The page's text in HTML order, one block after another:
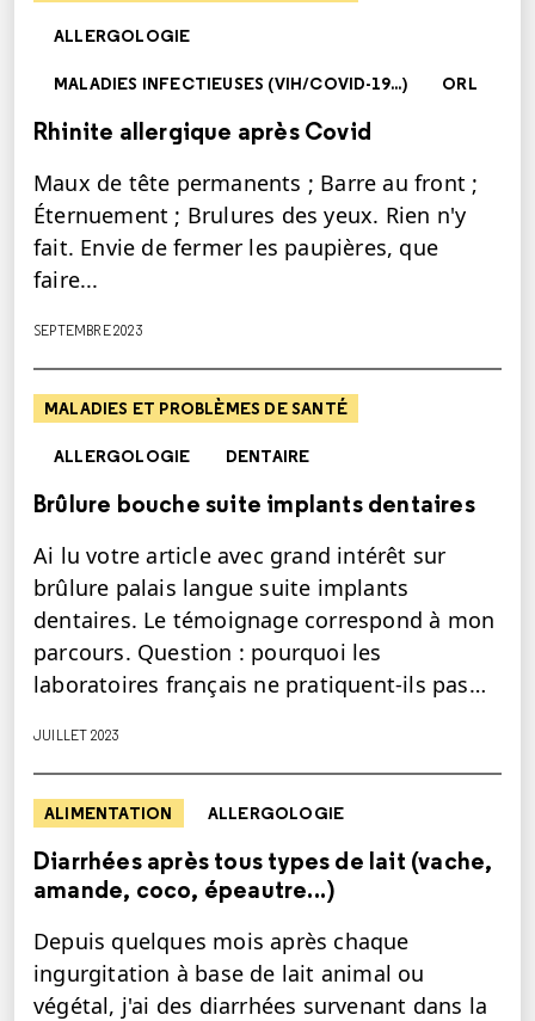
ALLERGOLOGIE
MALADIES INFECTIEUSES (VIH/COVID-19...) ORL
Rhinite allergique après Covid
Maux de tête permanents ; Barre au front ;
Éternuement ; Brulures des yeux. Rien n'y
fait. Envie de fermer les paupières, que
faire...
SEPTEMBRE 2023
MALADIES ET PROBLÈMES DE SANTÉ
ALLERGOLOGIE DENTAIRE
Brûlure bouche suite implants dentaires
Ai lu votre article avec grand intérêt sur
brûlure palais langue suite implants
dentaires. Le témoignage correspond à mon
parcours. Question : pourquoi les
laboratoires français ne pratiquent-ils pas…
JUILLET 2023
ALIMENTATION ALLERGOLOGIE
Diarrhées après tous types de lait (vache,
amande, coco, épeautre...)
Depuis quelques mois après chaque
ingurgitation à base de lait animal ou
végétal, j'ai des diarrhées survenant dans la